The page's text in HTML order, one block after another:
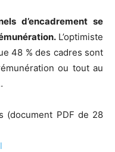
d’encadrement se
L’optimiste
48 % des cadres sont
ou tout au
(document PDF de 28